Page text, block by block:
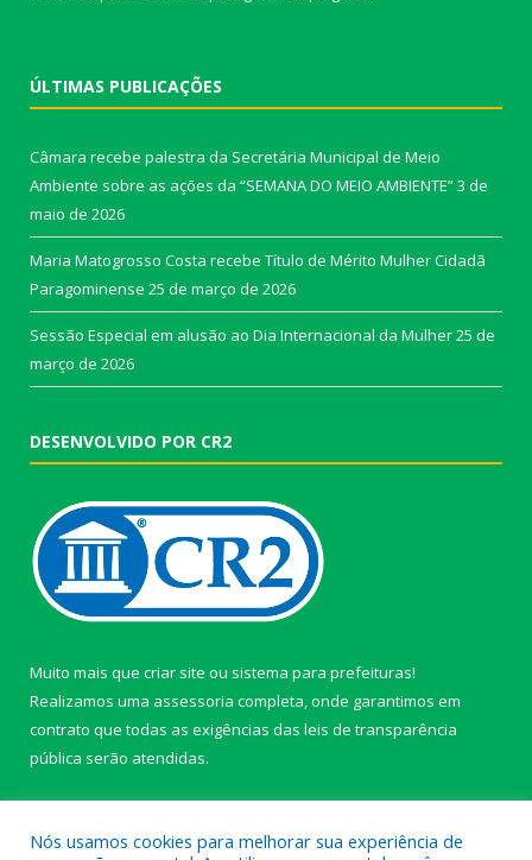
ÚLTIMAS PUBLICAÇÕES
Câmara recebe palestra da Secretária Municipal de Meio
Ambiente sobre as ações da “SEMANA DO MEIO AMBIENTE”3 de
maio de 2026
Maria Matogrosso Costa recebe Título de Mérito Mulher Cidadã
Paragominense 25 de março de 2026
Sessão Especial em alusão ao Dia Internacional da Mulher25 de
março de 2026
DESENVOLVIDO POR CR2
Muito mais que criar site ou sistema para prefeituras!
Realizamos uma assessoria completa, onde garantimos em
contrato que todas as exigências das leis de transparência
pública serão atendidas.
Nós usamos cookies para melhorar sua experiência de